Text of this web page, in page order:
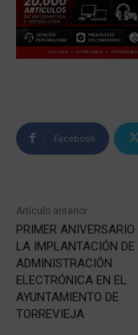
Facebook
Artículo anterior
PRIMER ANIVERSARIO
LA IMPLANTACIÓN
ADMINISTRACIÓN
ELECTRÓNICA EN EL
AYUNTAMIENTO DE
TORREVIEJA